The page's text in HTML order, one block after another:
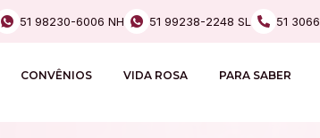
51 98230-6006 NH 51 99238-2248 SL 51
CONVÊNIOS VIDA ROSA PARA SABER